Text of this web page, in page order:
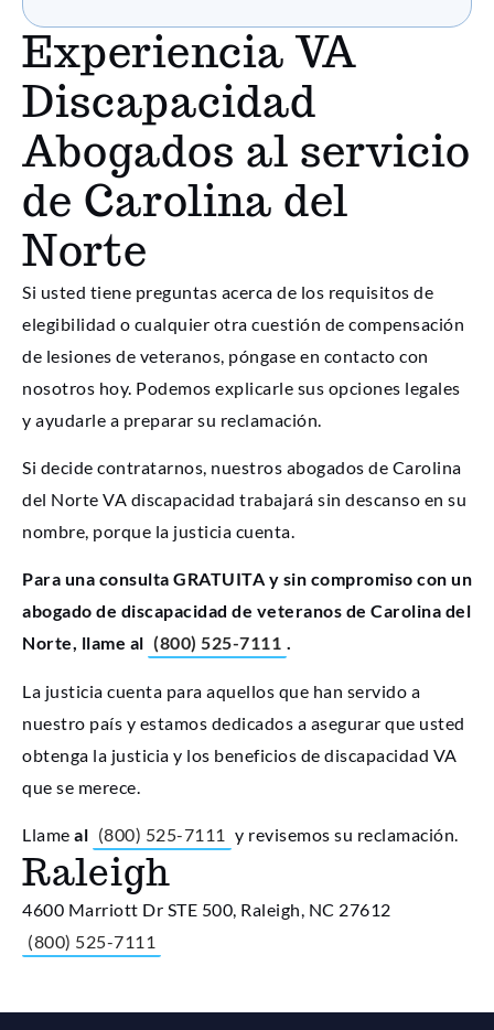
Experiencia VA
Discapacidad
Abogados al servicio
de Carolina del
Norte
Si usted tiene preguntas acerca de los requisitos de
elegibilidad o cualquier otra cuestión de compensación
de lesiones de veteranos, póngase en contacto con
nosotros hoy. Podemos explicarle sus opciones legales
y ayudarle a preparar su reclamación.
Si decide contratarnos, nuestros abogados de Carolina
del Norte VA discapacidad trabajará sin descanso en su
nombre, porque la justicia cuenta.
Para una consulta GRATUITA y sin compromiso con un
abogado de discapacidad de veteranos de Carolina del
Norte, llame al (800) 525-7111 .
La justicia cuenta para aquellos que han servido a
nuestro país y estamos dedicados a asegurar que usted
obtenga la justicia y los beneficios de discapacidad VA
que se merece.
Llame al (800) 525-7111 y revisemos su reclamación.
Raleigh
4600 Marriott Dr STE 500, Raleigh, NC 27612
(800) 525-7111